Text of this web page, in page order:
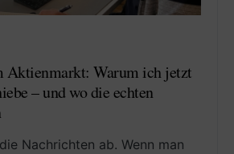
Aktienmarkt: Warum ich jetzt
– und wo die echten
Nachrichten ab. Wenn man